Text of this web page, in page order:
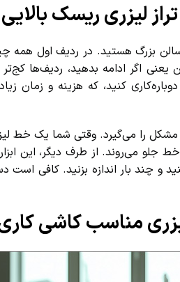
لیزری ریسک بالایی
اگر ادامه بدهید، ردیف‌ها
کنید، که هزینه و زمان
جلو می‌روند. از طرف دیگر، این
و چند بار اندازه بزنید. کافی
مناسب کاشی کاری